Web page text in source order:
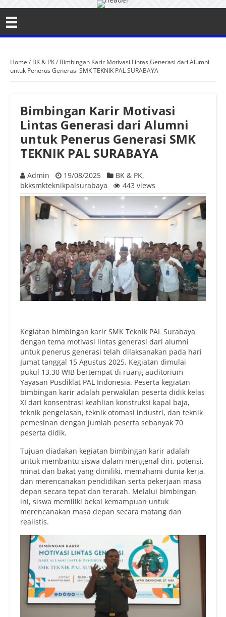
Home / BK & PK/ Bimbingan Karir Motivasi Lintas Generasi dari Alumni
untuk Penerus Generasi SMK TEKNIK PAL SURABAYA
Bimbingan Karir Motivasi
Lintas Generasi dari Alumni
untuk Penerus Generasi SMK
TEKNIK PAL SURABAYA
Admin 19/08/2025 BK & PK,
bkksmkteknikpalsurabaya
443 views
Kegiatan bimbingan karir SMK Teknik PAL Surabaya
dengan tema motivasi lintas generasi dari alumni
untuk penerus generasi telah dilaksanakan pada hari
Jumat tanggal 15 Agustus 2025. Kegiatan dimulai
pukul 13.30 WIB bertempat di ruang auditorium
Yayasan Pusdiklat PAL Indonesia. Peserta kegiatan
bimbingan karir adalah perwakilan peserta didik kelas
XI dari konsentrasi keahlian konstruksi kapal baja,
teknik pengelasan, teknik otomasi industri, dan teknik
pemesinan dengan jumlah peserta sebanyak 70
peserta didik.
Tujuan diadakan kegiatan bimbingan karir adalah
untuk membantu siswa dalam mengenal diri, potensi,
minat dan bakat yang dimiliki, memahami dunia kerja,
dan merencanakan pendidikan serta pekerjaan masa
depan secara tepat dan terarah. Melalui bimbingan
ini, siswa memiliki bekal kemampuan untuk
merencanakan masa depan secara matang dan
realistis.